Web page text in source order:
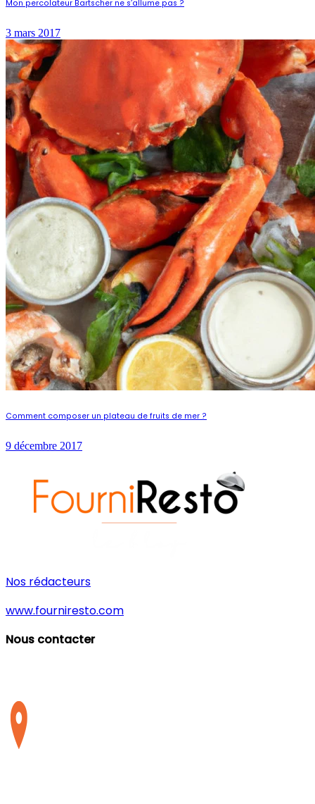
Mon percolateur Bartscher ne s’allume pas ?
3 mars 2017
Comment composer un plateau de fruits de mer ?
9 décembre 2017
Nos rédacteurs
www.fourniresto.com
Nous contacter